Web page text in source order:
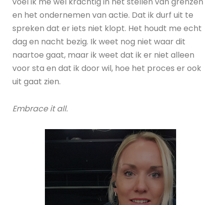
en het ondernemen van actie. Dat ik durf uit te
spreken dat er iets niet klopt. Het houdt me echt
dag en nacht bezig. Ik weet nog niet waar dit
naartoe gaat, maar ik weet dat ik er niet alleen
voor sta en dat ik door wil, hoe het proces er ook
uit gaat zien.
Embrace it all.